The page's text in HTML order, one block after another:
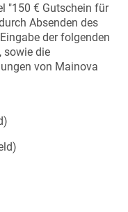
"150 € Gutschein für
Absenden des
der folgenden
sowie die
von Mainova